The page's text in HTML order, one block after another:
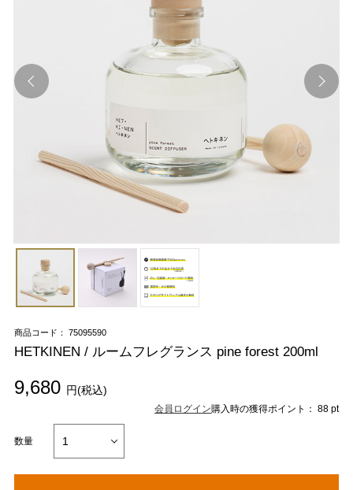
商品コード： 75095590
HETKINEN / ルームフレグランス pine forest 200ml
9,680 円(税込)
会員ログイン購入時の獲得ポイント： 88 pt
数量